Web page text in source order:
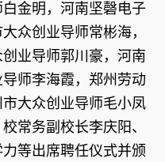
金明，河南坚磬电子
众创业导师常彬海，
业导师郭川豪，河南
师李海霞，郑州劳动
大众创业导师毛小凤
校常务副校长李庆阳、
等出席聘任仪式并颁